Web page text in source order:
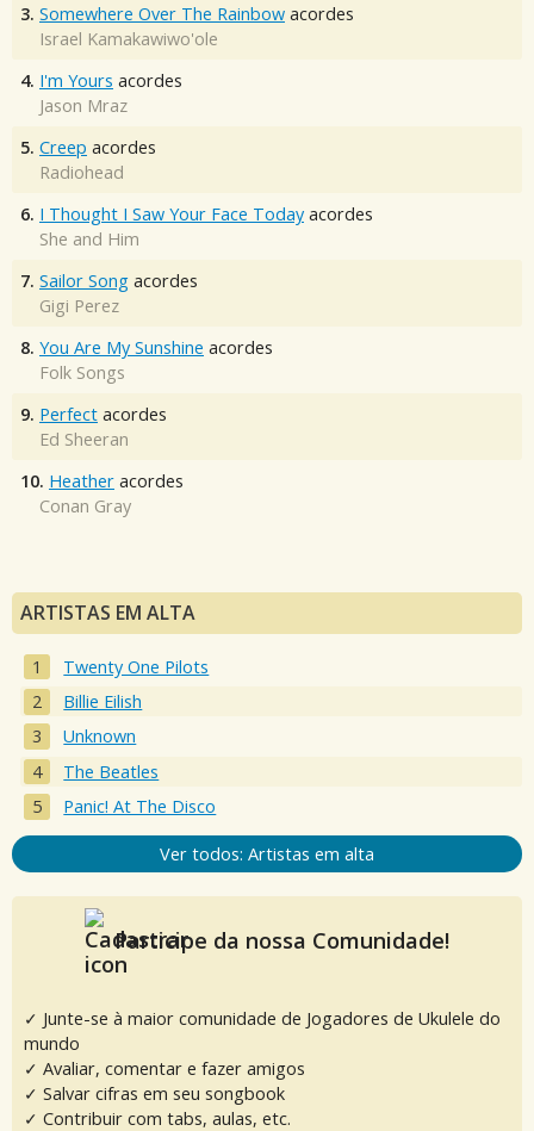
3. Somewhere Over The Rainbow acordes
Israel Kamakawiwo'ole
4. I'm Yours acordes
Jason Mraz
5. Creep acordes
Radiohead
6. I Thought I Saw Your Face Today acordes
She and Him
7. Sailor Song acordes
Gigi Perez
8. You Are My Sunshine acordes
Folk Songs
9. Perfect acordes
Ed Sheeran
10. Heather acordes
Conan Gray
ARTISTAS EM ALTA
Twenty One Pilots
Billie Eilish
Unknown
The Beatles
Panic! At The Disco
Ver todos: Artistas em alta
Participe da nossa Comunidade!
✓ Junte-se à maior comunidade de Jogadores de Ukulele do
mundo
✓ Avaliar, comentar e fazer amigos
✓ Salvar cifras em seu songbook
✓ Contribuir com tabs, aulas, etc.